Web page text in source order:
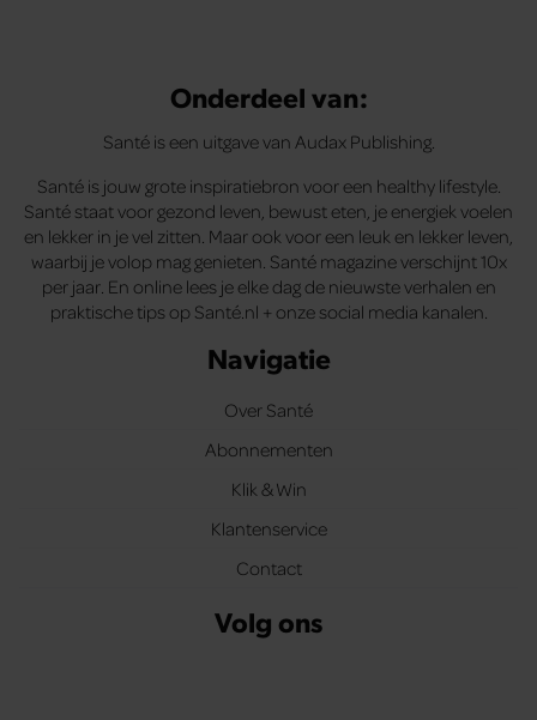
Onderdeel van:
Santé is een uitgave van Audax Publishing.
Santé is jouw grote inspiratiebron voor een healthy lifestyle.
Santé staat voor gezond leven, bewust eten, je energiek voelen
en lekker in je vel zitten. Maar ook voor een leuk en lekker leven,
waarbij je volop mag genieten. Santé magazine verschijnt 10x
per jaar. En online lees je elke dag de nieuwste verhalen en
praktische tips op Santé.nl + onze social media kanalen.
Navigatie
Over Santé
Abonnementen
Klik & Win
Klantenservice
Contact
Volg ons